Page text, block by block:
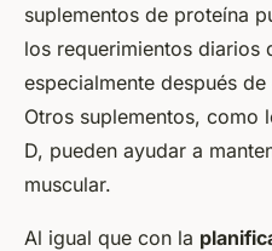
suplementos de proteína
los requerimientos diarios
especialmente después
Otros suplementos, como
D, pueden ayudar a
muscular.
Al igual que con la